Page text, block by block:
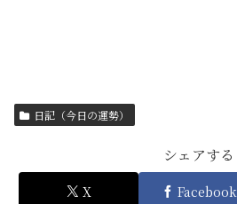
日記（今日の運勢）
シェアする
X Facebook